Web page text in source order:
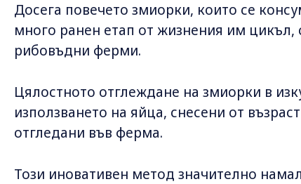
Досега повечето змиорки, които се
много ранен етап от жизнения им цикъл,
рибовъдни ферми.
Цялостното отглеждане на змиорки в
използването на яйца, снесени от
отгледани във ферма.
Този иновативен метод значително